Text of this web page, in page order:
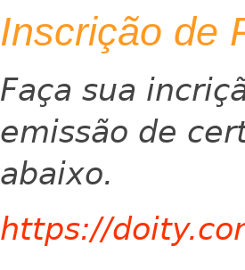
Inscrição de
Faça sua
emissão de
abaixo.
https://